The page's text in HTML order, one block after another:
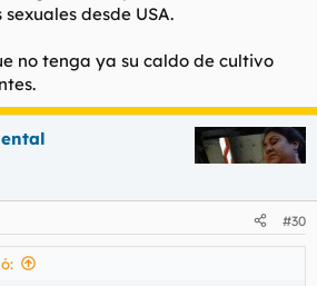
desde USA.
no tenga ya su caldo de cultivo
#30